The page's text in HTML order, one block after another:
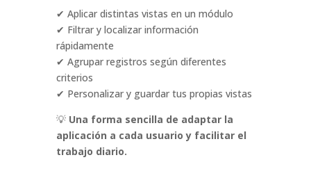
✔ Aplicar distintas vistas en un módulo
✔ Filtrar y localizar información
rápidamente
✔ Agrupar registros según diferentes
criterios
✔ Personalizar y guardar tus propias vistas
💡 Una forma sencilla de adaptar la
aplicación a cada usuario y facilitar el
trabajo diario.